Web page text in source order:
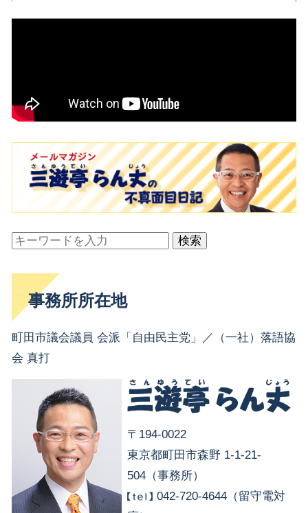
検索
事務所所在地
町田市議会議員 会派「自由民主党」／（一社）落語協
会 真打
〒194-0022
東京都町田市森野 1-1-21-
504（事務所）
042-720-4644（留守電対